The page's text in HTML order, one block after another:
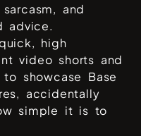
and
advice.
high
video shorts and
showcase Base
accidentally
simple it is to